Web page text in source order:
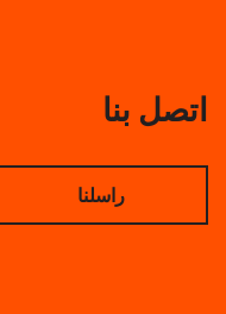
اتصل بنا
راسلنا